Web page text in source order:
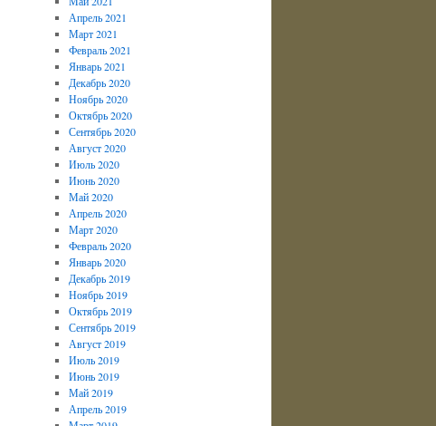
Апрель 2021
Март 2021
Февраль 2021
Январь 2021
Декабрь 2020
Ноябрь 2020
Октябрь 2020
Сентябрь 2020
Август 2020
Июль 2020
Июнь 2020
Май 2020
Апрель 2020
Март 2020
Февраль 2020
Январь 2020
Декабрь 2019
Ноябрь 2019
Октябрь 2019
Сентябрь 2019
Август 2019
Июль 2019
Июнь 2019
Май 2019
Апрель 2019